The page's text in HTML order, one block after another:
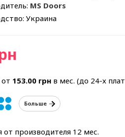
MS Doors
Украина
153.00 грн в мес. (до 24-х
Больше
от производителя 12 мес.